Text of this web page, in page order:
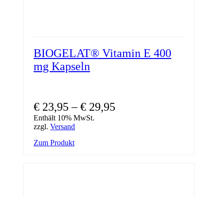
BIOGELAT® Vitamin E 400
mg Kapseln
€ 23,95 –€ 29,95
Enthält 10% MwSt.
zzgl. Versand
Zum ProduktDieses